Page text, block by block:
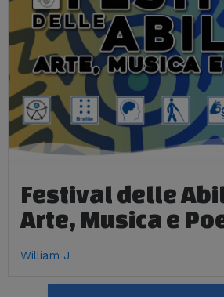
Festival delle
Arte, Musica e
William J